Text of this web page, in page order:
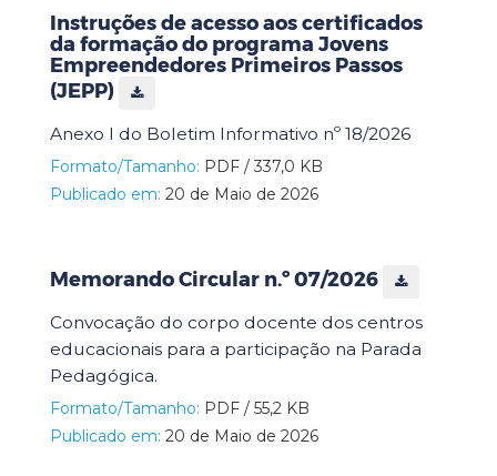
Instruções de acesso aos certificados
da formação do programa Jovens
Empreendedores Primeiros Passos
(JEPP)
Anexo I do Boletim Informativo nº 18/2026
Formato/Tamanho: PDF / 337,0 KB
Publicado em: 20 de Maio de 2026
Memorando Circular n.º 07/2026
Convocação do corpo docente dos centros
educacionais para a participação na Parada
Pedagógica.
Formato/Tamanho: PDF / 55,2 KB
Publicado em: 20 de Maio de 2026